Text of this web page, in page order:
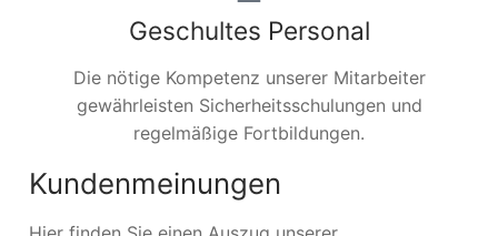
Geschultes Personal
Die nötige Kompetenz unserer Mitarbeiter
gewährleisten Sicherheitsschulungen und
regelmäßige Fortbildungen.
Kundenmeinungen